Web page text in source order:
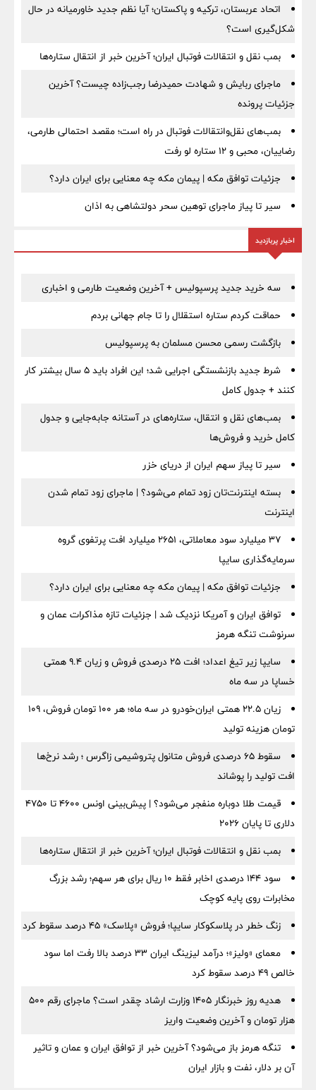
اتحاد عربستان، ترکیه و پاکستان؛ آیا نظم جدید خاورمیانه در حال
شکل‌گیری است؟
بمب نقل‌ و انتقالات فوتبال ایران؛ آخرین خبر از انتقال ستاره‌ها
ماجرای ربایش و شهادت حمیدرضا رجب‌زاده چیست؟ آخرین
جزئیات پرونده
بمب‌های نقل‌وانتقالات فوتبال در راه است؛ مقصد احتمالی طارمی،
رضاییان، محبی و ۱۲ ستاره لو رفت
جزئیات توافق مکه | پیمان مکه چه معنایی برای ایران دارد؟
سیر تا پیاز ماجرای توهین سحر دولتشاهی به اذان
اخبار پربازدید
سه خرید جدید پرسپولیس + آخرین وضعیت طارمی و اخباری
حماقت کردم ستاره استقلال را تا جام جهانی بردم
بازگشت رسمی محسن مسلمان به پرسپولیس
شرط جدید بازنشستگی اجرایی شد؛ این افراد باید ۵ سال بیشتر کار
کنند + جدول کامل
بمب‌های نقل و انتقال، ستاره‌های در آستانه جابه‌جایی و جدول
کامل خرید و فروش‌ها
سیر تا پیاز سهم ایران از دریای خزر
بسته اینترنت‌تان زود تمام می‌شود؟ | ماجرای زود تمام شدن
اینترنت
۳۷ میلیارد سود معاملاتی، ۲۶۵۱ میلیارد افت پرتفوی گروه
سرمایه‌گذاری سایپا
جزئیات توافق مکه | پیمان مکه چه معنایی برای ایران دارد؟
توافق ایران و آمریکا نزدیک شد | جزئیات تازه مذاکرات عمان و
سرنوشت تنگه هرمز
سایپا زیر تیغ اعداد؛ افت ۲۵ درصدی فروش و زیان ۹.۴ همتی
خساپا در سه ماه
زیان ۲۲.۵ همتی ایران‌خودرو در سه ماه؛ هر ۱۰۰ تومان فروش، ۱۰۹
تومان هزینه تولید
سقوط ۶۵ درصدی فروش متانول پتروشیمی زاگرس ؛ رشد نرخ‌ها
افت تولید را پوشاند
قیمت طلا دوباره منفجر می‌شود؟ | پیش‌بینی اونس ۴۶۰۰ تا ۴۷۵۰
دلاری تا پایان ۲۰۲۶
بمب نقل‌ و انتقالات فوتبال ایران؛ آخرین خبر از انتقال ستاره‌ها
سود ۱۴۴ درصدی اخابر فقط ۱۰ ریال برای هر سهم؛ رشد بزرگ
مخابرات روی پایه کوچک
زنگ خطر در پلاسکوکار سایپا؛ فروش «پلاسک» ۴۵ درصد سقوط کرد
معمای «ولیز»؛ درآمد لیزینگ ایران ۳۳ درصد بالا رفت اما سود
خالص ۴۹ درصد سقوط کرد
هدیه روز خبرنگار ۱۴۰۵ وزارت ارشاد چقدر است؟ ماجرای رقم ۵۰۰
هزار تومان و آخرین وضعیت واریز
تنگه هرمز باز می‌شود؟ آخرین خبر از توافق ایران و عمان و تاثیر
آن بر دلار، نفت و بازار ایران